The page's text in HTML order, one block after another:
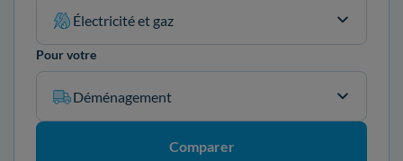
Électricité et gaz
Pour votre
Déménagement
Comparer